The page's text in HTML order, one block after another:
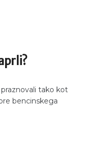
praznovali tako kot
bencinskega